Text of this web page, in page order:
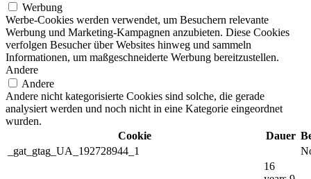
Werbung
Werbe-Cookies werden verwendet, um Besuchern relevante
Werbung und Marketing-Kampagnen anzubieten. Diese Cookies
verfolgen Besucher über Websites hinweg und sammeln
Informationen, um maßgeschneiderte Werbung bereitzustellen.
Andere
Andere
Andere nicht kategorisierte Cookies sind solche, die gerade
analysiert werden und noch nicht in eine Kategorie eingeordnet
wurden.
Cookie
Dauer
_gat_gtag_UA_192728944_1
16